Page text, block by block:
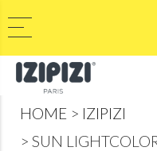
HOME
IZIPIZI
SUN